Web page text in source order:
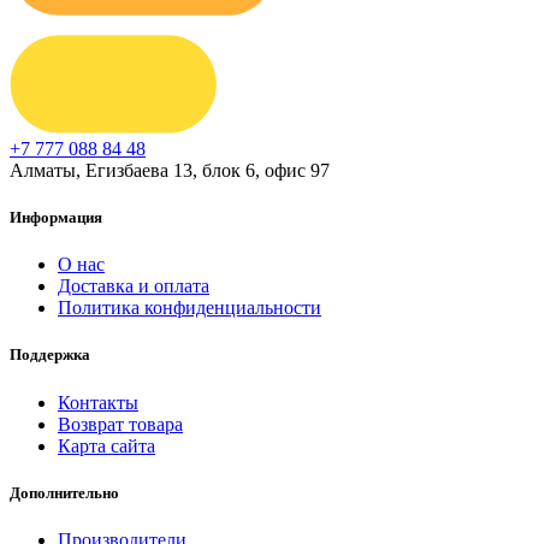
+7 777 088 84 48
Алматы, Егизбаева 13, блок 6, офис 97
Информация
О нас
Доставка и оплата
Политика конфиденциальности
Поддержка
Контакты
Возврат товара
Карта сайта
Дополнительно
Производители